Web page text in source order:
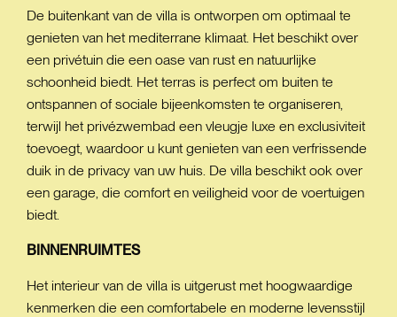
De buitenkant van de villa is ontworpen om optimaal te
genieten van het mediterrane klimaat. Het beschikt over
een privétuin die een oase van rust en natuurlijke
schoonheid biedt. Het terras is perfect om buiten te
ontspannen of sociale bijeenkomsten te organiseren,
terwijl het privézwembad een vleugje luxe en exclusiviteit
toevoegt, waardoor u kunt genieten van een verfrissende
duik in de privacy van uw huis. De villa beschikt ook over
een garage, die comfort en veiligheid voor de voertuigen
biedt.
BINNENRUIMTES
Het interieur van de villa is uitgerust met hoogwaardige
kenmerken die een comfortabele en moderne levensstijl